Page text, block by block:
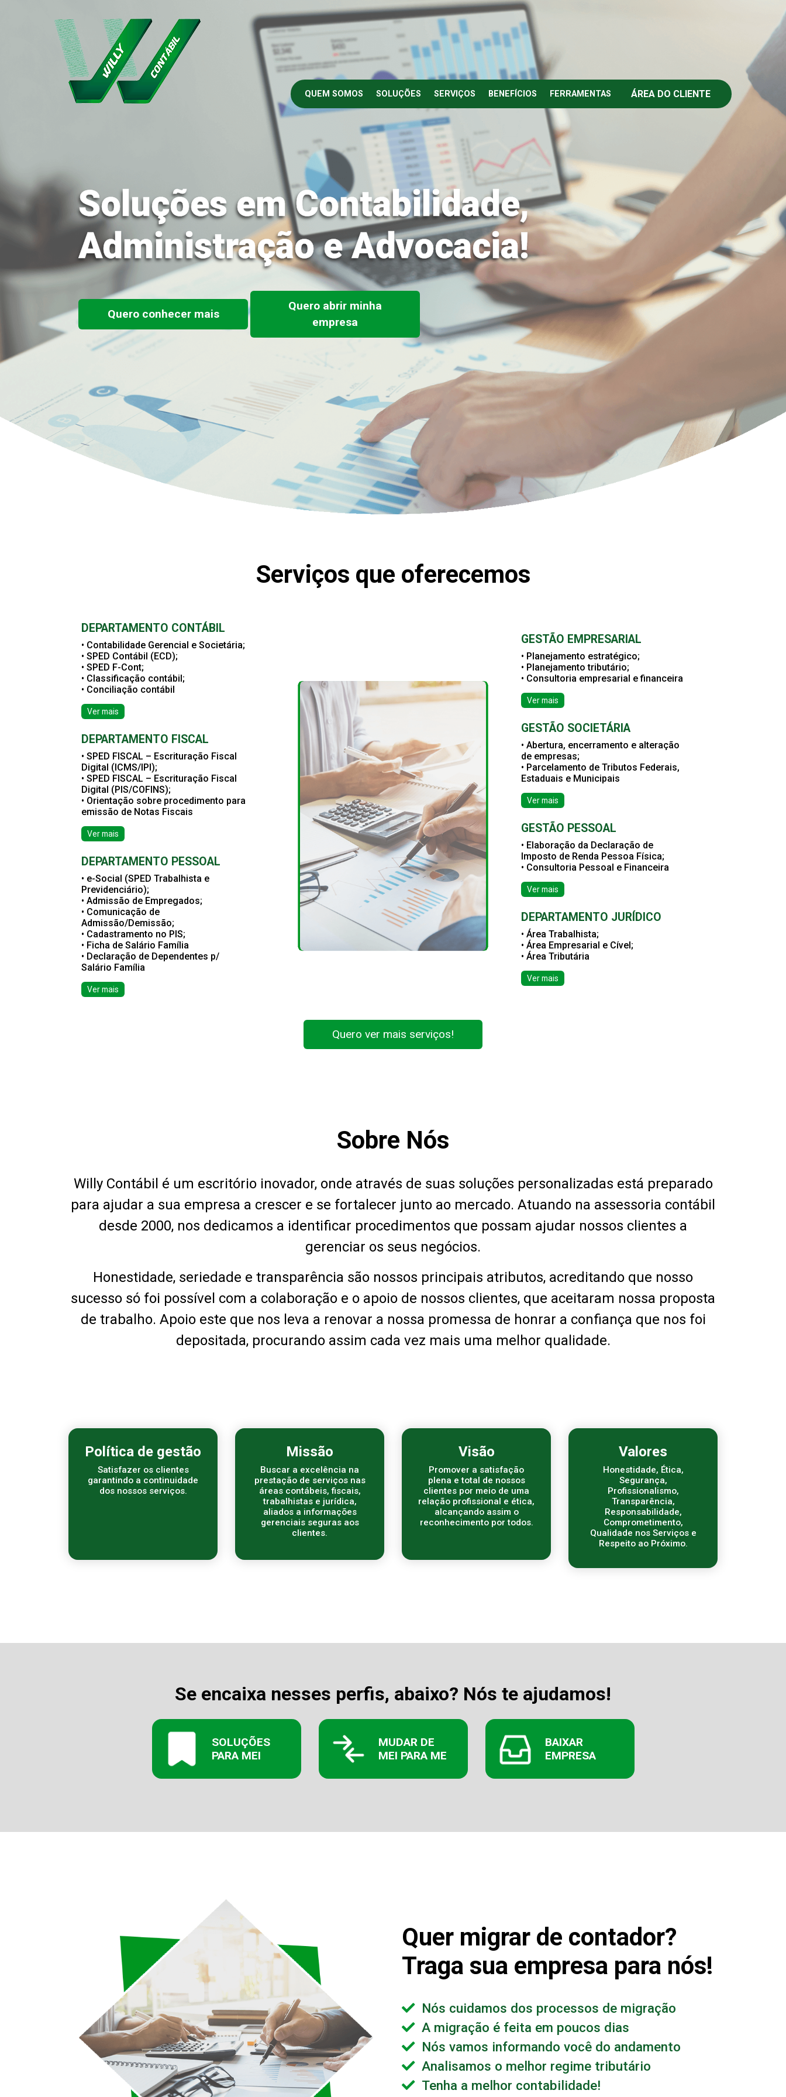
QUEM SOMOS SOLUÇÕES SERVIÇOS BENEFÍCIOS FERRAMENTAS ÁREA DO CLIENTE
Soluções em Contabilidade,
Administração e Advocacia!
Quero conhecer mais
Quero abrir minha
empresa
Serviços que oferecemos
DEPARTAMENTO CONTÁBIL
• Contabilidade Gerencial e Societária;
• SPED Contábil (ECD);
• SPED F-Cont;
• Classificação contábil;
• Conciliação contábil
Ver mais
DEPARTAMENTO FISCAL
• SPED FISCAL – Escrituração Fiscal
Digital (ICMS/IPI);
• SPED FISCAL – Escrituração Fiscal
Digital (PIS/COFINS);
• Orientação sobre procedimento para
emissão de Notas Fiscais
Ver mais
DEPARTAMENTO PESSOAL
• e-Social (SPED Trabalhista e
Previdenciário);
• Admissão de Empregados;
• Comunicação de
Admissão/Demissão;
• Cadastramento no PIS;
• Ficha de Salário Família
• Declaração de Dependentes p/
Salário Família
Ver mais
GESTÃO EMPRESARIAL
• Planejamento estratégico;
• Planejamento tributário;
• Consultoria empresarial e financeira
Ver mais
GESTÃO SOCIETÁRIA
• Abertura, encerramento e alteração
de empresas;
• Parcelamento de Tributos Federais,
Estaduais e Municipais
Ver mais
GESTÃO PESSOAL
• Elaboração da Declaração de
Imposto de Renda Pessoa Física;
• Consultoria Pessoal e Financeira
Ver mais
DEPARTAMENTO JURÍDICO
• Área Trabalhista;
• Área Empresarial e Cível;
• Área Tributária
Ver mais
Quero ver mais serviços!
Sobre Nós
Willy Contábil é um escritório inovador, onde através de suas soluções personalizadas está preparado
para ajudar a sua empresa a crescer e se fortalecer junto ao mercado. Atuando na assessoria contábil
desde 2000, nos dedicamos a identificar procedimentos que possam ajudar nossos clientes a
gerenciar os seus negócios.
Honestidade, seriedade e transparência são nossos principais atributos, acreditando que nosso
sucesso só foi possível com a colaboração e o apoio de nossos clientes, que aceitaram nossa proposta
de trabalho. Apoio este que nos leva a renovar a nossa promessa de honrar a confiança que nos foi
depositada, procurando assim cada vez mais uma melhor qualidade.
Política de gestão
Satisfazer os clientes
garantindo a continuidade
dos nossos serviços.
Missão
Buscar a excelência na
prestação de serviços nas
áreas contábeis, fiscais,
trabalhistas e jurídica,
aliados a informações
gerenciais seguras aos
clientes.
Visão
Promover a satisfação
plena e total de nossos
clientes por meio de uma
relação profissional e ética,
alcançando assim o
reconhecimento por todos.
Valores
Honestidade, Ética,
Segurança,
Profissionalismo,
Transparência,
Responsabilidade,
Comprometimento,
Qualidade nos Serviços e
Respeito ao Próximo.
Se encaixa nesses perfis, abaixo? Nós te ajudamos!
SOLUÇÕES
PARA MEI
MUDAR DE
MEI PARA ME
BAIXAR
EMPRESA
Quer migrar de contador?
Traga sua empresa para nós!
Nós cuidamos dos processos de migração
A migração é feita em poucos dias
Nós vamos informando você do andamento
Analisamos o melhor regime tributário
Tenha a melhor contabilidade!